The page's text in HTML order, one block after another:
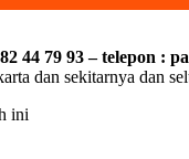
44 79 93 – telepon :
dan sekitarnya dan
ini